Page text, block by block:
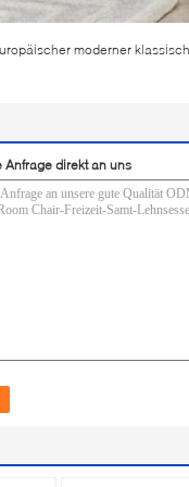
moderner
Anfrage direkt an uns